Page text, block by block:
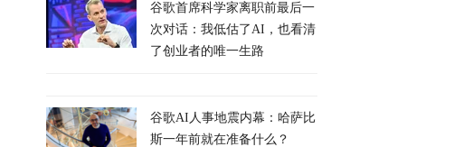
谷歌首席科学家离职前最后一
次对话：我低估了AI，也看清
了创业者的唯一生路
谷歌AI人事地震内幕：哈萨比
斯一年前就在准备什么？